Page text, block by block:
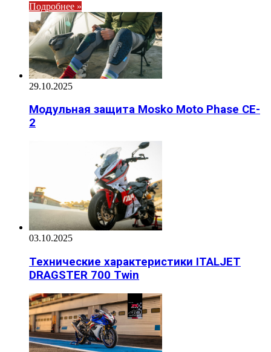
Подробнее »
29.10.2025
Модульная защита Mosko Moto Phase CE-
2
03.10.2025
Технические характеристики ITALJET
DRAGSTER 700 Twin